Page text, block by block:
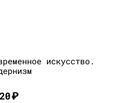
искусство.
₽